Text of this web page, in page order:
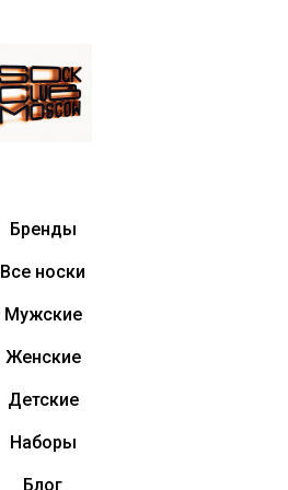
Бренды
Все носки
Мужские
Женские
Детские
Наборы
Блог